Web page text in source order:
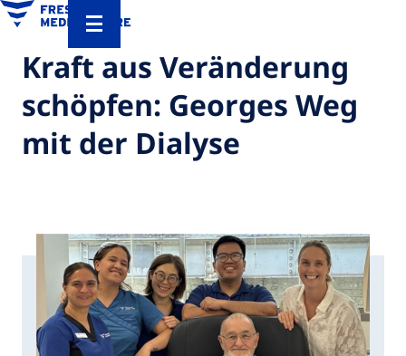
Kraft aus Veränderung
schöpfen: Georges Weg
mit der Dialyse